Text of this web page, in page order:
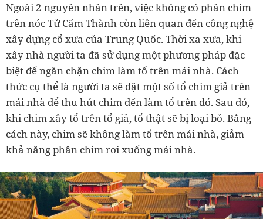
Ngoài 2 nguyên nhân trên, việc không có phân chim
trên nóc Tử Cấm Thành còn liên quan đến công nghệ
xây dựng cổ xưa của Trung Quốc. Thời xa xưa, khi
xây nhà người ta đã sử dụng một phương pháp đặc
biệt để ngăn chặn chim làm tổ trên mái nhà. Cách
thức cụ thể là người ta sẽ đặt một số tổ chim giả trên
mái nhà để thu hút chim đến làm tổ trên đó. Sau đó,
khi chim xây tổ trên tổ giả, tổ thật sẽ bị loại bỏ. Bằng
cách này, chim sẽ không làm tổ trên mái nhà, giảm
khả năng phân chim rơi xuống mái nhà.